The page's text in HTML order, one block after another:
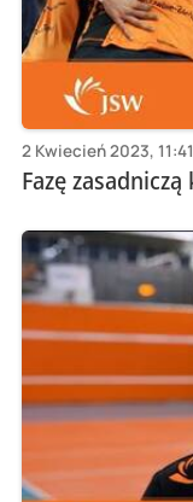
2 Kwiecień 2023, 11:41
Fazę